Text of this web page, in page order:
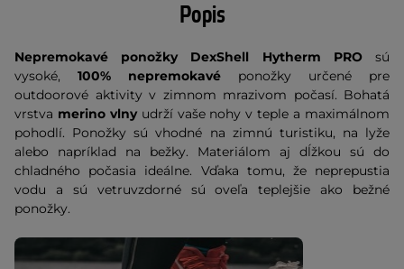
Popis
Nepremokavé ponožky DexShell Hytherm PROsú
vysoké, 100% nepremokavé ponožky určené pre
outdoorové aktivity v zimnom mrazivom počasí. Bohatá
vrstva merino vlnyudrží vaše nohy v teple a maximálnom
pohodlí. Ponožky sú vhodné na zimnú turistiku, na lyže
alebo napríklad na bežky. Materiálom aj dĺžkou sú do
chladného počasia ideálne. Vďaka tomu, že neprepustia
vodu a sú vetruvzdorné sú oveľa teplejšie ako bežné
ponožky.